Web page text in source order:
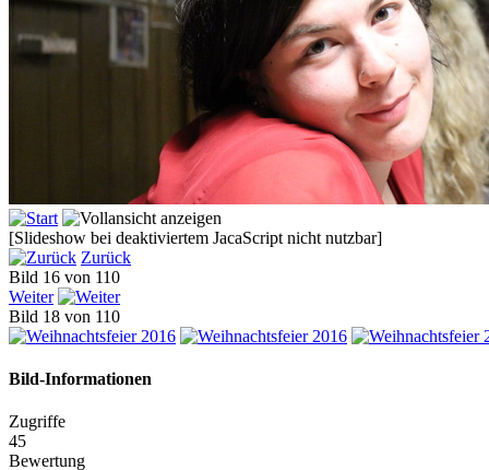
[Slideshow bei deaktiviertem JacaScript nicht nutzbar]
Zurück
Bild 16 von 110
Weiter
Bild 18 von 110
Bild-Informationen
Zugriffe
45
Bewertung